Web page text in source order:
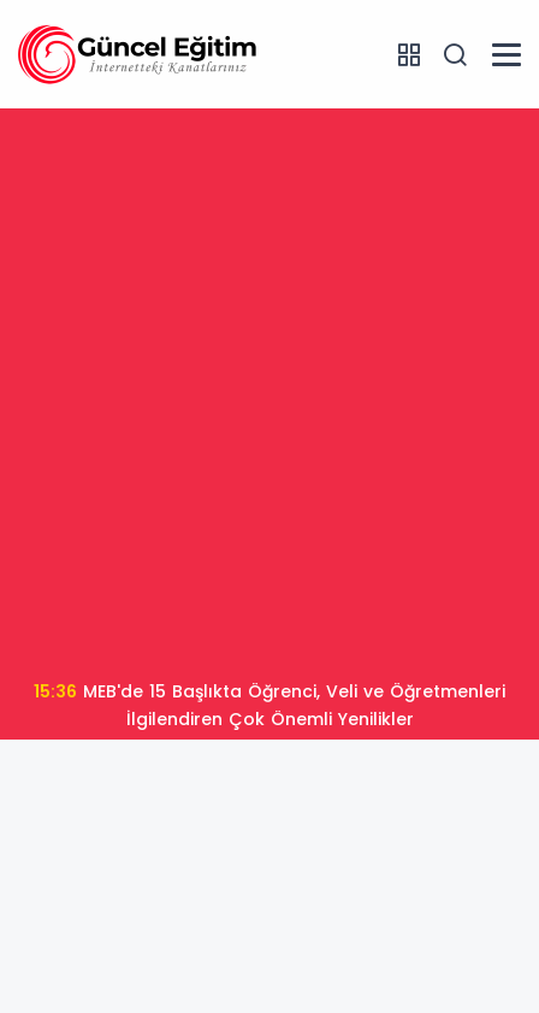
15:36
İlgilendiren Çok Önemli Yenilikler